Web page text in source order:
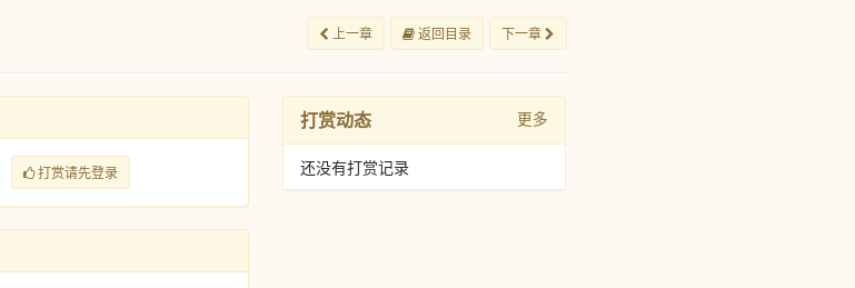
上一章 返回目录 下一章
打赏请先登录
打赏动态 更多
还没有打赏记录